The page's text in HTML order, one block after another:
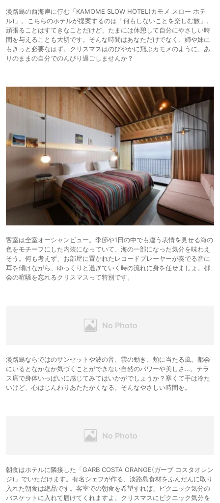
淡路島の西海岸に佇む「KAMOME SLOW HOTEL(カモメ スロー ホテ
ル)」。こちらのホテルが提案するのは「何もしないことを楽しむ旅」。
頑張ることはすてきなことだけど、たまには休憩して自分にやさしい時
間を与えることも大切です。そんな時間はあなただけでなく、姉や妹に
もきっと必要なはず。クリスマスはのびやかに飛ぶカモメのように、あ
りのままの自分でのんびり過ごしませんか？
客室は全室オーシャンビュー。季節や1日の中でも違う表情を見せる海の
色をモチーフにした内装になっていて、海の一部になった気分を味わえ
そう。何も考えず、お部屋に置かれたレコードプレーヤーが奏でる音に
耳を傾けながら、ゆっくりと過ぎていく時の流れに身を任せましょ。都
会の喧騒を忘れるクリスマスって特別です。
淡路島ならではのサンセットや波の音、雲の動き、頬に当たる風。都会
にいるとなかなか気づくことができない自然のパワーや美しさ…。テラ
ス席で身体いっぱいに感じてみてはいかがでしょうか？寒くて手は冷た
いけど、心はじんわりあたたかくなる。そんなやさしい時間を。
朝食はホテルに隣接した「GARB COSTA ORANGE(ガーブ コスタオレン
ジ)」でいただけます。有名シェフが作る、淡路島食材をふんだんに取り
入れた朝食は絶品です。客室での朝食を希望すれば、ピクニック気分の
バスケットに入れて届けてくれますよ。クリスマスにピクニック気分を